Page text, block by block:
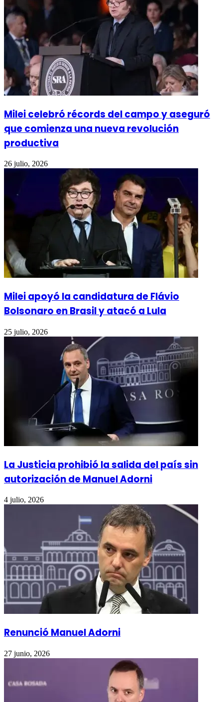
Milei celebró récords del campo y aseguró
que comienza una nueva revolución
productiva
26 julio, 2026
Milei apoyó la candidatura de Flávio
Bolsonaro en Brasil y atacó a Lula
25 julio, 2026
La Justicia prohibió la salida del país sin
autorización de Manuel Adorni
4 julio, 2026
Renunció Manuel Adorni
27 junio, 2026